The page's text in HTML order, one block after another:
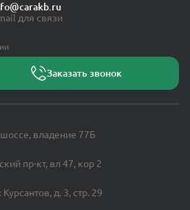
для связи
Заказать звонок
владение 77Б
пр-кт, вл 47, кор 2
д. 3, стр. 29